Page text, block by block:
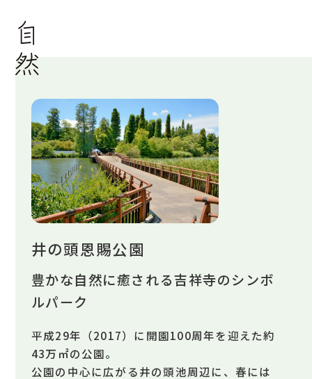
井の頭恩賜公園
豊かな自然に癒される吉祥寺のシンボ
ルパーク
平成29年（2017）に開園100周年を迎えた約
43万㎡の公園。
公園の中心に広がる井の頭池周辺に、春には